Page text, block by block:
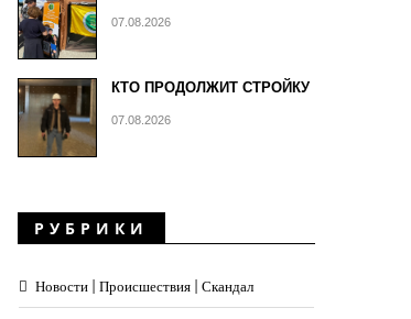
07.08.2026
КТО ПРОДОЛЖИТ СТРОЙКУ
07.08.2026
РУБРИКИ
Новости | Происшествия | Скандал